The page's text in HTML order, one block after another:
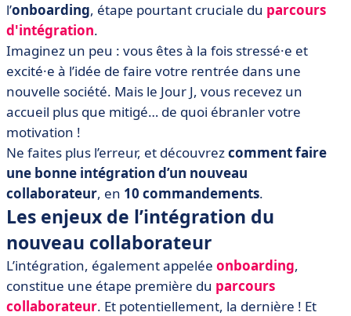
son arrivée
• Commandement n° 3 : Soyez carré sur l’administratif
• Commandement n° 4 : Maintenez la communication
avec le futur collaborateur
• Commandement n° 5 : Organisez son poste de travail
pour le Jour J
• Commandement n° 6 : Présentez-lui l’entreprise et ses
futurs collègues
• Commandement n° 7 : Envisagez le tutorat
• Commandement n° 8 : Impliquez dès le début le
collaborateur dans le projet de l’entreprise
• Commandement n° 9 : Organisez des formations
• Commandement n° 10 : Échangez du feedback
• Comment se fait l’intégration du nouvel employé ?
l’onboarding, étape pourtant cruciale du parcours
d'intégration.
Imaginez un peu : vous êtes à la fois stressé·e et
excité·e à l’idée de faire votre rentrée dans une
nouvelle société. Mais le Jour J, vous recevez un
accueil plus que mitigé… de quoi ébranler votre
motivation !
Ne faites plus l’erreur, et découvrezcomment faire
une bonne intégration d’un nouveau
collaborateur, en 10 commandements.
Les enjeux de l’intégration du
nouveau collaborateur
L’intégration, également appelée onboarding,
constitue une étape première du parcours
collaborateur. Et potentiellement, la dernière ! Et